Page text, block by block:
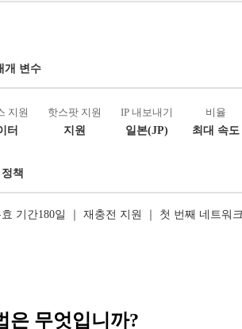
개 변수
지원
터
핫스팟 지원
지원
IP 내보내기
일본(JP)
비율
최대 속도
책
기간180일 ｜ 재충전 지원 ｜ 첫 번째 네트워
은 무엇입니까?